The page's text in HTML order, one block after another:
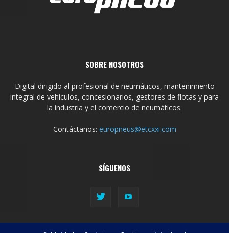
SOBRE NOSOTROS
Digital dirigido al profesional de neumáticos, mantenimiento
integral de vehículos, concesionarios, gestores de flotas y para
la industria y el comercio de neumáticos.
Contáctanos: europneus@etcxxi.com
SÍGUENOS